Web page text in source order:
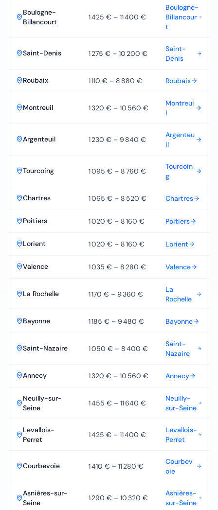
Boulogne-
Billancourt
1 425 € – 11 400 €
Boulogne-
Billancour
t
Saint-Denis 1 275 € – 10 200 €
Saint-
Denis
Roubaix 1 110 € – 8 880 € Roubaix
Montreuil 1 320 € – 10 560 €
Montreui
l
Argenteuil 1 230 € – 9 840 €
Argenteu
il
Tourcoing 1 095 € – 8 760 €
Tourcoin
g
Chartres 1 065 € – 8 520 € Chartres
Poitiers 1 020 € – 8 160 € Poitiers
Lorient 1 020 € – 8 160 € Lorient
Valence 1 035 € – 8 280 € Valence
La Rochelle 1 170 € – 9 360 €
La
Rochelle
Bayonne 1 185 € – 9 480 € Bayonne
Saint-Nazaire 1 050 € – 8 400 €
Saint-
Nazaire
Annecy 1 320 € – 10 560 € Annecy
Neuilly-sur-
Seine
1 455 € – 11 640 €
Neuilly-
sur-Seine
Levallois-
Perret
1 425 € – 11 400 €
Levallois-
Perret
Courbevoie 1 410 € – 11 280 €
Courbev
oie
Asnières-sur-
Seine
1 290 € – 10 320 €
Asnières-
sur-Seine